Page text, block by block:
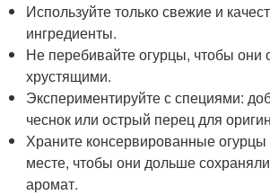
Используйте только свежие и
ингредиенты.
Не перебивайте огурцы, чтобы они
хрустящими.
Экспериментируйте с специями:
чеснок или острый перец для
Храните консервированные
месте, чтобы они дольше
аромат.